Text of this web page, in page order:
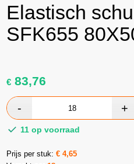
Elastisch
SFK655
€ 83,76
11 op voorraad
Prijs per stuk:€4,65